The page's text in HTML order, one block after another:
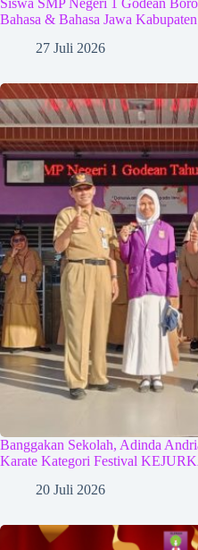
Bahasa & Bahasa Jawa
27 Juli 2026
Banggakan Sekolah, Adinda
Karate Kategori Festival
20 Juli 2026